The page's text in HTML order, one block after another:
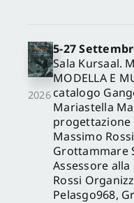
2026
5-27
Sala Kursaal.
MODELLA E
catalogo
Mariastella
progettazione
Massimo
Grottammare
Assessore
Rossi
Pelasgo968,